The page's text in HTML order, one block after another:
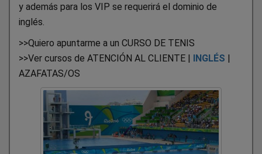
y además para los VIP se requerirá el dominio de
inglés.
>>Quiero apuntarme a un CURSO DE TENIS
>>Ver cursos de ATENCIÓN AL CLIENTE | INGLÉS |
AZAFATAS/OS